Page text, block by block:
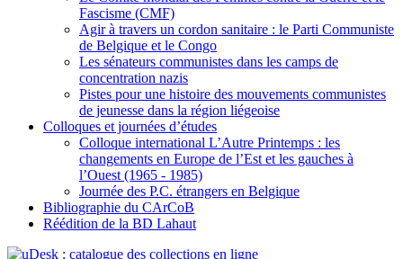
Fascisme (CMF)
Agir à travers un cordon sanitaire : le Parti Communiste
de Belgique et le Congo
Les sénateurs communistes dans les camps de
concentration nazis
Pistes pour une histoire des mouvements communistes
de jeunesse dans la région liégeoise
Colloques et journées d’études
Colloque international L’Autre Printemps : les
changements en Europe de l’Est et les gauches à
l’Ouest (1965 - 1985)
Journée des P.C. étrangers en Belgique
Bibliographie du CArCoB
Réédition de la BD Lahaut